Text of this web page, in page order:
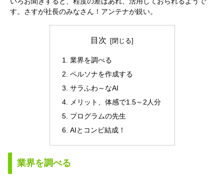
す。さすが社長のみなさん！アンテナが鋭い。
目次
業界を調べる
ペルソナを作成する
サラふわ～なAI
メリット、体感で1.5～2人分
プログラムの先生
AIとコンビ結成！
業界を調べる